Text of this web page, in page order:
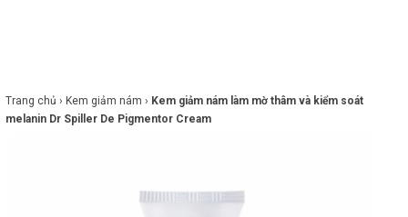
FEATURED BRAND
Trang chủ › Kem giảm nám › Kem giảm nám làm mờ thâm và kiểm soát
melanin Dr Spiller De Pigmentor Cream